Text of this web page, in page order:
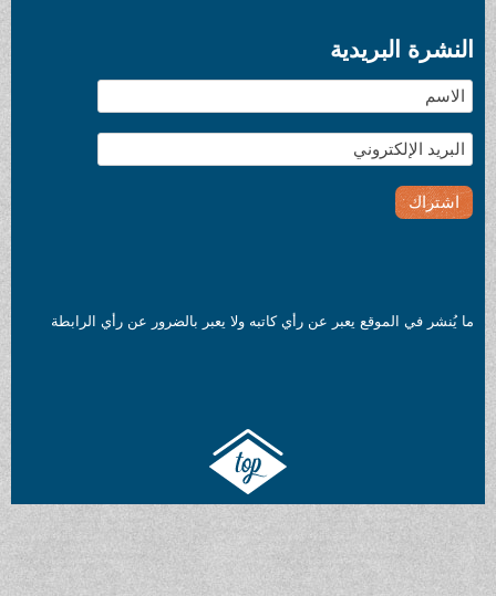
النشرة البريدية
ما يُنشر في الموقع يعبر عن رأي كاتبه ولا يعبر بالضرور عن رأي الرابطة